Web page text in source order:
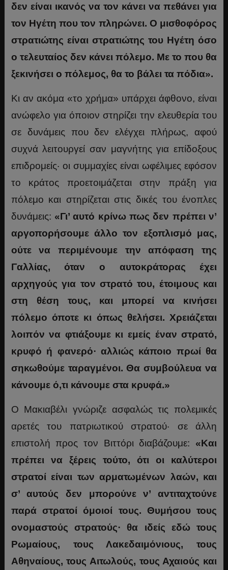
δεν είναι ικανός να τον κάνει να πεθάνει για
τον Ηγέτη που τον πληρώνει. Ο μισθοφόρος
στρατιώτης είναι στρατιώτης του Ηγέτη όσο
ο τελευταίος δεν κάνει πόλεμο. Με το που θα
ξεκινήσει ο πόλεμος, θα το βάλει τα πόδια».
Κι αν ακόμα «το χρήμα» υπάρχει άφθονο, είναι
ανώφελο για όποιον στηρίζει την ελευθερία του
σε δυνάμεις που δεν ελέγχει πλήρως, αφού
συχνά λειτουργεί σαν μαγνήτης για επίδοξους
επιδρομείς· οι συμμαχίες είναι ωφέλιμες εφόσον
το κράτος προετοιμάζεται στην πράξη για
πόλεμο και στηρίζεται στις δικές του ένοπλες
δυνάμεις: «Γι’ αυτό κρίνω πως δεν πρέπει ν’
αργοπορήσουμε άλλο τον εξοπλισμό μας,
ούτε να περιμένουμε την απόφαση της
Γαλλίας, όταν ο αυτοκράτορας έχει
αρχηγούς για τον στρατό του, έτοιμους και
στη θέση τους, και μπορεί να κινήσει
πόλεμο όποτε κι όπως θελήσει. Χρειάζεται
λοιπόν να φτιάξουμε κι εμείς έναν στρατό,
κρυφό ή φανερό· αλλιώς κάποιο πρωί θα
σηκωθούμε ταραγμένοι. Θα συμβούλευα να
κάνουμε ό,τι κάνουμε στα κρυφά.»
Ο Μακιαβέλι γνώριζε ασφαλώς τις πολεμικές
αρετές του πατριωτικού στρατού· σε άλλη
επιστολή προς τον Βιττόρι διαβάζουμε: «Και
πρέπει να ξέρεις τούτο, ότι οι καλύτεροι
στρατοί είναι των αρματωμένων λαών, και
σ’ αυτούς δεν μπορούνε ν’ αντιταχτούνε
παρά στρατοί όμοιοί τους. Θυμήσου τους
ονομαστούς στρατούς· θα ιδείς εδώ τους
Ρωμαίους, τους Λακεδαιμόνιους, τους
Αθηναίους, τους Αιτωλούς, τους Αχαιούς και